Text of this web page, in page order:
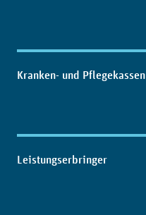
Kranken- und Pflegekassen
Leistungserbringer